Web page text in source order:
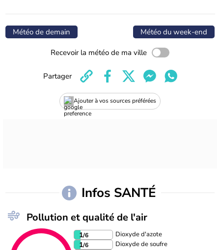
Météo de demain Météo du week-end
Recevoir la météo de ma ville
Ajouter à vos sources préférées
Partager
Infos SANTÉ
Pollution et qualité de l'air
1/6 Dioxyde d'azote
1/6 Dioxyde de soufre